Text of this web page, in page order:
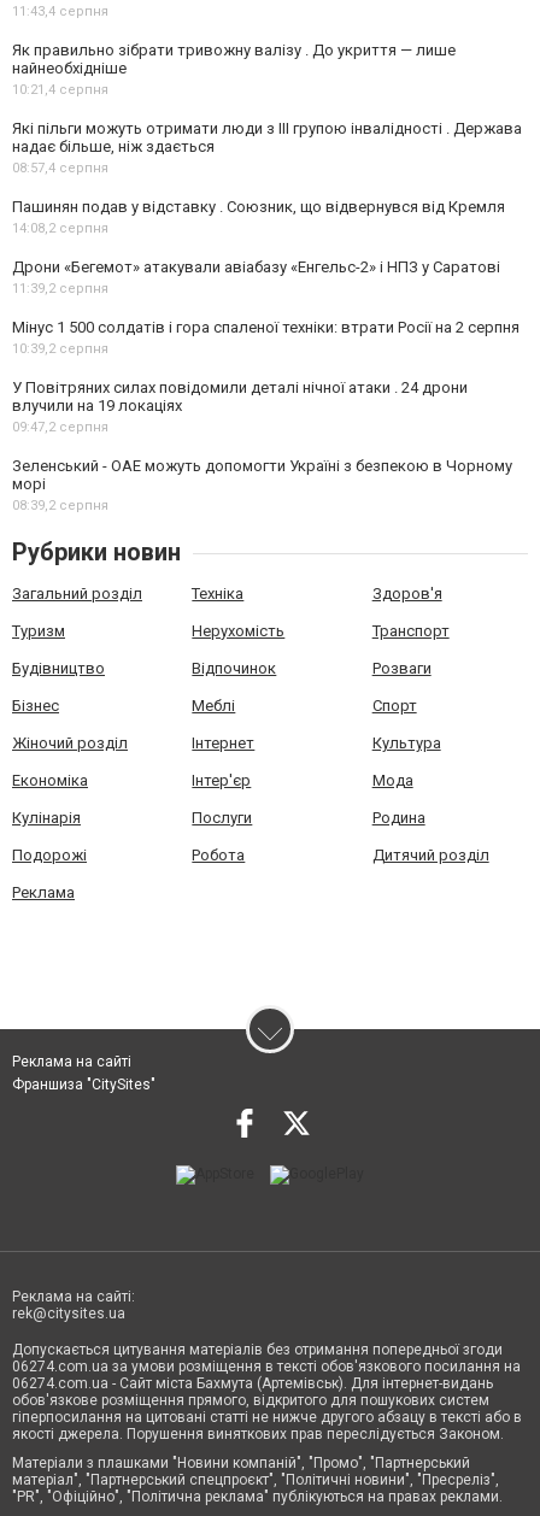
11:43,4 серпня
Як правильно зібрати тривожну валізу . До укриття — лише
найнеобхідніше
10:21,4 серпня
Які пільги можуть отримати люди з III групою інвалідності . Держава
надає більше, ніж здається
08:57,4 серпня
Пашинян подав у відставку . Союзник, що відвернувся від Кремля
14:08,2 серпня
Дрони «Бегемот» атакували авіабазу «Енгельс-2» і НПЗ у Саратові
11:39,2 серпня
Мінус 1 500 солдатів і гора спаленої техніки: втрати Росії на 2 серпня
10:39,2 серпня
У Повітряних силах повідомили деталі нічної атаки . 24 дрони
влучили на 19 локаціях
09:47,2 серпня
Зеленський - ОАЕ можуть допомогти Україні з безпекою в Чорному
морі
08:39,2 серпня
Рубрики новин
Загальний розділ Техніка Здоров'я
Туризм Нерухомість Транспорт
Будівництво Відпочинок Розваги
Бізнес Меблі Спорт
Жіночий розділ Інтернет Культура
Економіка Інтер'єр Мода
Кулінарія Послуги Родина
Подорожі Робота Дитячий розділ
Реклама
Реклама на сайті
Франшиза "CitySites"
Реклама на сайті:
rek@citysites.ua
Допускається цитування матеріалів без отримання попередньої згоди
06274.com.ua за умови розміщення в тексті обов'язкового посилання на
06274.com.ua - Сайт міста Бахмута (Артемівськ). Для інтернет-видань
обов'язкове розміщення прямого, відкритого для пошукових систем
гіперпосилання на цитовані статті не нижче другого абзацу в тексті або в
якості джерела. Порушення виняткових прав переслідується Законом.
Матеріали з плашками "Новини компаній", "Промо", "Партнерський
матеріал", "Партнерський спецпроєкт", "Політичні новини", "Пресреліз",
"PR", "Офіційно", "Політична реклама" публікуються на правах реклами.